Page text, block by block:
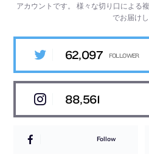
アカウントです。様々な切り口による
でお届けし
62,097
88,561
Follow